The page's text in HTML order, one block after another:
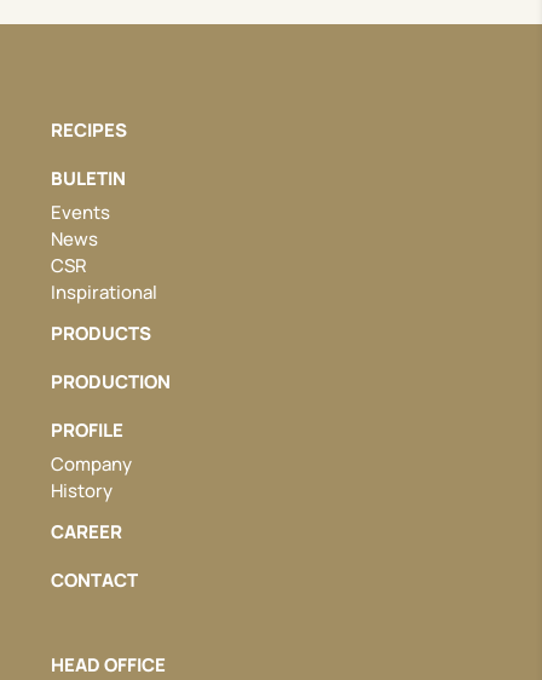
RECIPES
BULETIN
Events
News
CSR
Inspirational
PRODUCTS
PRODUCTION
PROFILE
Company
History
CAREER
CONTACT
HEAD OFFICE